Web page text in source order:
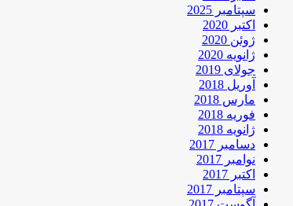
سپتامبر 2025
اکتبر 2020
ژوئن 2020
ژانویه 2020
جولای 2019
آوریل 2018
مارس 2018
فوریه 2018
ژانویه 2018
دسامبر 2017
نوامبر 2017
اکتبر 2017
سپتامبر 2017